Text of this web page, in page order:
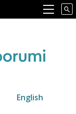
English